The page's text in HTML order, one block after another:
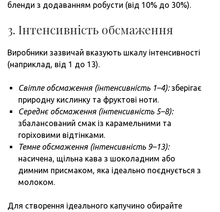
бленди з додаванням робусти (від 10% до 30%).
3. Інтенсивність обсмаження
Виробники зазвичай вказують шкалу інтенсивності
(наприклад, від 1 до 13).
Світле обсмаження (інтенсивність 1–4):зберігає
природну кислинку та фруктові ноти.
Середнє обсмаження (інтенсивність 5–8):
збалансований смак із карамельними та
горіховими відтінками.
Темне обсмаження (інтенсивність 9–13):
насичена, щільна кава з шоколадним або
димним присмаком, яка ідеально поєднується з
молоком.
Для створення ідеального капучино обирайте